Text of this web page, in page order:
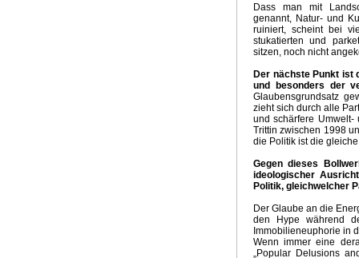
Dass man mit
genannt, Natur- und
ruiniert, scheint bei
stukatierten und
sitzen, noch nicht
Der nächste Punkt ist
und besonders der
Glaubensgrundsatz
zieht sich durch alle
und schärfere
Trittin zwischen 1998
die Politik ist die
Gegen dieses
ideologischer
Politik, gleichwelcher
Der Glaube an die
den Hype während
Immobilieneuphorie in
Wenn immer eine
„Popular Delusions